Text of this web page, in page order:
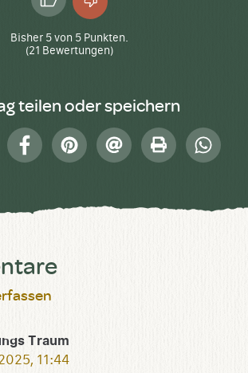
Daumen
hoch
Daumen
runter
Bisher 5von 5 Punkten.
(21 Bewertungen)
teilen oder speichern
FacebookPinterest
E-
Mail
Drucken
Traum
11:44